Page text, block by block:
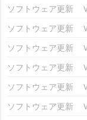
ソフトウェア更新
ソフトウェア更新
ソフトウェア更新
ソフトウェア更新
ソフトウェア更新
ソフトウェア更新